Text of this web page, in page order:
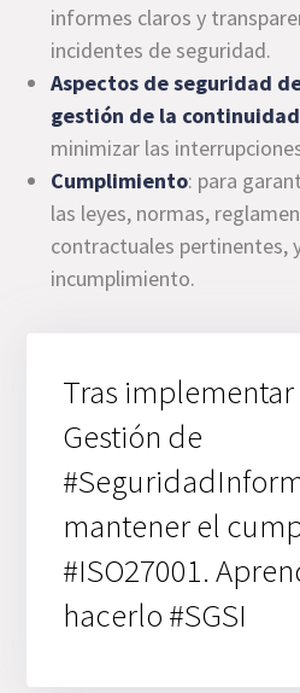
informes claros y
incidentes de seguridad.
Aspectos de seguridad
gestión de la
minimizar las
Cumplimiento: para
las leyes, normas,
contractuales pertinentes,
incumplimiento.
Tras
Gestión de
mantener el
#ISO27001.
hacerlo #SGSI